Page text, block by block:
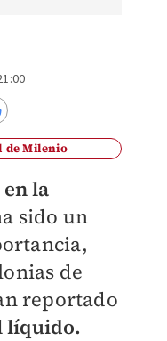
de Milenio
la
sido un
de
reportado
líquido.